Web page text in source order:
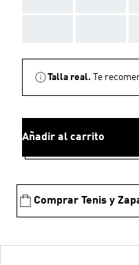
Talla real. Te
Añadir al carrito
Comprar Tenis y